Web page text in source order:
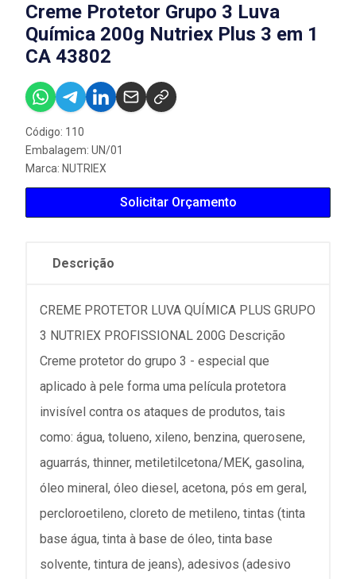
Creme Protetor Grupo 3 Luva
Química 200g Nutriex Plus 3 em 1
CA 43802
Código: 110
Embalagem: UN/01
Marca: NUTRIEX
Solicitar Orçamento
Descrição
CREME PROTETOR LUVA QUÍMICA PLUS GRUPO
3 NUTRIEX PROFISSIONAL 200G Descrição
Creme protetor do grupo 3 - especial que
aplicado à pele forma uma película protetora
invisível contra os ataques de produtos, tais
como: água, tolueno, xileno, benzina, querosene,
aguarrás, thinner, metiletilcetona/MEK, gasolina,
óleo mineral, óleo diesel, acetona, pós em geral,
percloroetileno, cloreto de metileno, tintas (tinta
base água, tinta à base de óleo, tinta base
solvente, tintura de jeans), adesivos (adesivo